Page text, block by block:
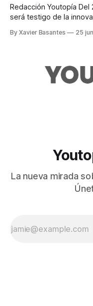
Redacción Youtopía Del 26 al 29 de julio de 2022, Alemania
será testigo de la
Biofach 2022. La ciudad
By Xavier Basantes 25
La nueva mirada